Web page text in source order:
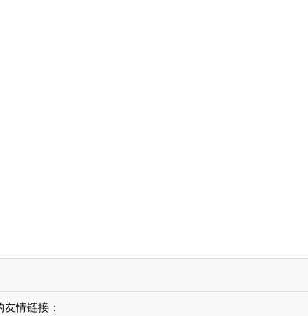
情链接：